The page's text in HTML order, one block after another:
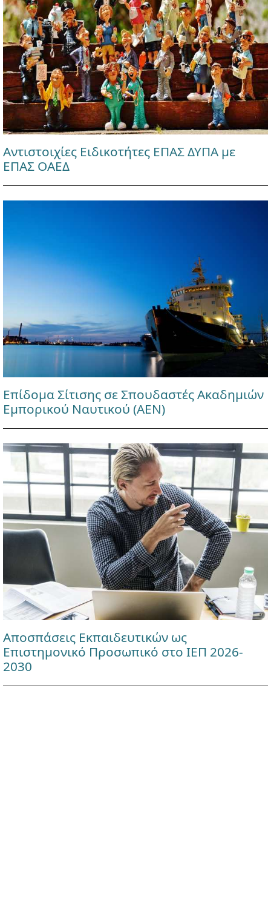
Αντιστοιχίες Ειδικοτήτες ΕΠΑΣ ΔΥΠΑ με
ΕΠΑΣ ΟΑΕΔ
Επίδομα Σίτισης σε Σπουδαστές Ακαδημιών
Εμπορικού Ναυτικού (ΑΕΝ)
Αποσπάσεις Εκπαιδευτικών ως
Επιστημονικό Προσωπικό στο ΙΕΠ 2026-
2030